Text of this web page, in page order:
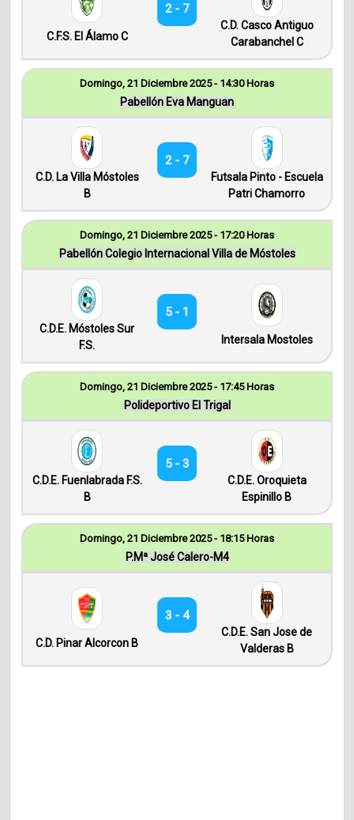
C.F.S. El Álamo C
2 - 7
C.D. Casco Antiguo
Carabanchel C
Domingo, 21 Diciembre 2025 - 14:30 Horas
Pabellón Eva Manguan
C.D. La Villa Móstoles
B
2 - 7
Futsala Pinto - Escuela
Patri Chamorro
Domingo, 21 Diciembre 2025 - 17:20 Horas
Pabellón Colegio Internacional Villa de Móstoles
C.D.E. Móstoles Sur
F.S.
5 - 1
Intersala Mostoles
Domingo, 21 Diciembre 2025 - 17:45 Horas
Polideportivo El Trigal
C.D.E. Fuenlabrada F.S.
B
5 - 3
C.D.E. Oroquieta
Espinillo B
Domingo, 21 Diciembre 2025 - 18:15 Horas
P.Mª José Calero-M4
C.D. Pinar Alcorcon B
3 - 4
C.D.E. San Jose de
Valderas B